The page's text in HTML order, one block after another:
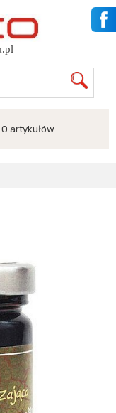
0 artykułów